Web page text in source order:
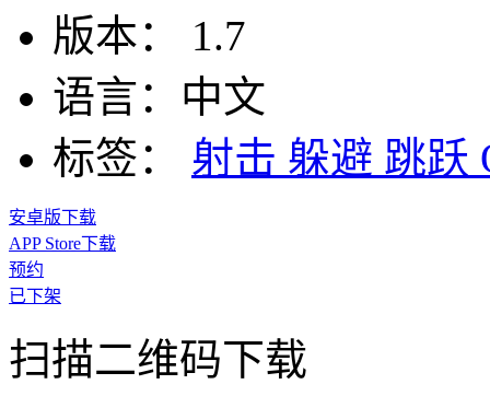
版本：
1.7
语言： 中文
标签：
射击 躲避 跳跃
安卓版下载
APP Store下载
预约
已下架
扫描二维码下载